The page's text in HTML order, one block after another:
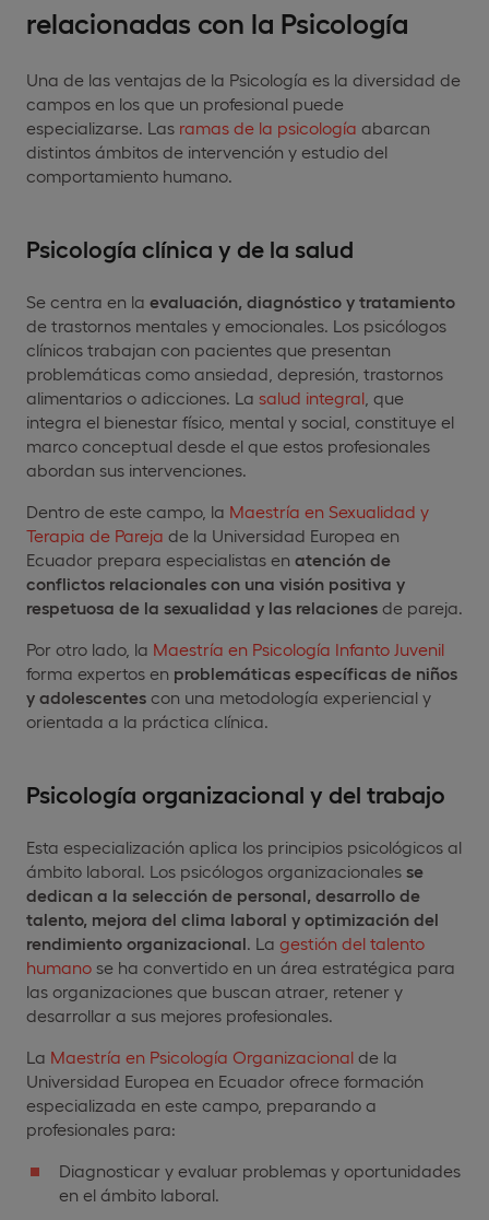
relacionadas con la Psicología
Una de las ventajas de la Psicología es la diversidad de
campos en los que un profesional puede
especializarse. Las ramas de la psicología abarcan
distintos ámbitos de intervención y estudio del
comportamiento humano.
Psicología clínica y de la salud
Se centra en la evaluación, diagnóstico y tratamiento
de trastornos mentales y emocionales. Los psicólogos
clínicos trabajan con pacientes que presentan
problemáticas como ansiedad, depresión, trastornos
alimentarios o adicciones. La salud integral , que
integra el bienestar físico, mental y social, constituye el
marco conceptual desde el que estos profesionales
abordan sus intervenciones.
Dentro de este campo, la Maestría en Sexualidad y
Terapia de Pareja de la Universidad Europea en
Ecuador prepara especialistas en atención de
conflictos relacionales con una visión positiva y
respetuosa de la sexualidad y las relaciones de pareja.
Por otro lado, la Maestría en Psicología Infanto Juvenil
forma expertos en problemáticas específicas de niños
y adolescentes con una metodología experiencial y
orientada a la práctica clínica.
Psicología organizacional y del trabajo
Esta especialización aplica los principios psicológicos al
ámbito laboral. Los psicólogos organizacionales se
dedican a la selección de personal, desarrollo de
talento, mejora del clima laboral y optimización del
rendimiento organizacional . La gestión del talento
humano se ha convertido en un área estratégica para
las organizaciones que buscan atraer, retener y
desarrollar a sus mejores profesionales.
La Maestría en Psicología Organizacional de la
Universidad Europea en Ecuador ofrece formación
especializada en este campo, preparando a
profesionales para:
Diagnosticar y evaluar problemas y oportunidades
en el ámbito laboral.